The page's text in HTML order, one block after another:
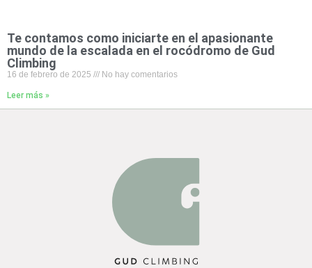
Te contamos como iniciarte en el apasionante
mundo de la escalada en el rocódromo de Gud
Climbing
16 de febrero de 2025 No hay comentarios
Leer más »